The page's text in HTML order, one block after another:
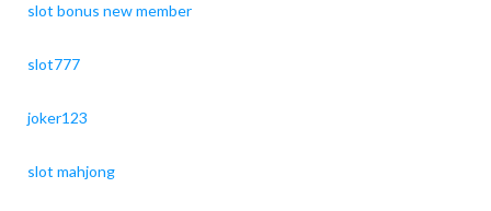
slot bonus new member
slot777
joker123
slot mahjong